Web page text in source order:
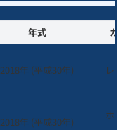
年式 カラ
2018年 (平成30年) レッド
2018年 (平成30年)
ホワ